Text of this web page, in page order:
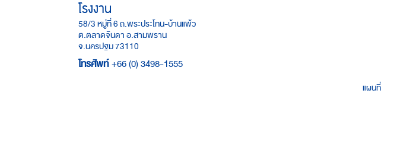
โรงงาน
58/3 หมู่ที่ 6 ถ.พระประโทน-บ้านแพ้ว
ต.ตลาดจินดา อ.สามพราน
จ.นครปฐม 73110
โทรศัพท์ +66 (0) 3498-1555
แผนที่